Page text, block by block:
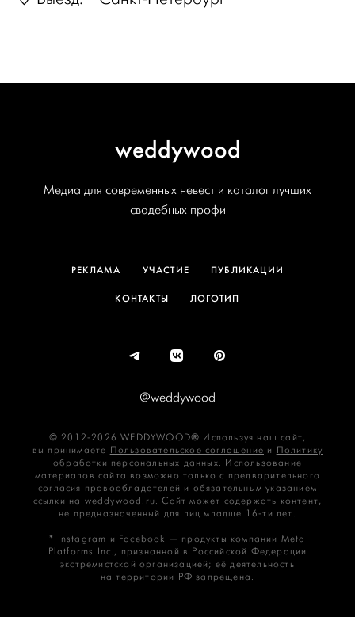
weddywood
Медиа для современных невест и каталог лучших
свадебных профи
РЕКЛАМА УЧАСТИЕ ПУБЛИКАЦИИ
КОНТАКТЫ ЛОГОТИП
@weddywood
© 2012-2026 WEDDYWOOD® Используя наш сайт,
вы принимаете Пользовательское соглашение и
Политику
обработки персональных данных. Использование
материалов сайта возможно только с предварительного
согласия правообладателей и обязательным указанием
ссылки на weddywood.ru. Сайт может содержать контент,
не предназначенный для лиц младше 16‑ти лет.
* Instagram и Facebook — продукты компании Meta
Platforms Inc., признанной в Российской Федерации
экстремистской организацией; её деятельность
на территории РФ запрещена.